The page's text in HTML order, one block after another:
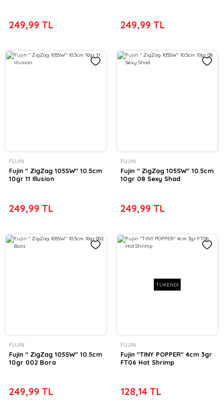
249,99 TL 249,99 TL
FUJIN
Fujin '' ZigZag 105SW'' 10.5cm
10gr 11 Illusion
249,99 TL
FUJIN
Fujin '' ZigZag 105SW'' 10.5cm
10gr 08 Sexy Shad
249,99 TL
FUJIN
Fujin '' ZigZag 105SW'' 10.5cm
10gr 002 Bora
249,99 TL
TÜKENDİ
FUJIN
Fujin ''TINY POPPER'' 4cm 3gr
FT06 Hot Shrimp
128,14 TL